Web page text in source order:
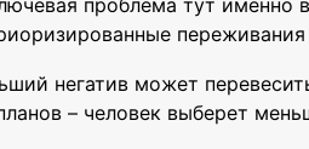
проблема тут
негатив может
– человек выберет